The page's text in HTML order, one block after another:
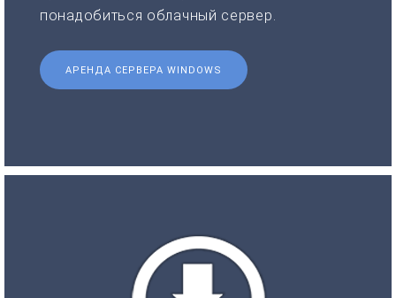
понадобиться облачный сервер.
АРЕНДА СЕРВЕРА WINDOWS